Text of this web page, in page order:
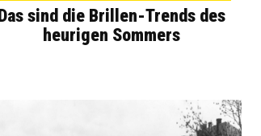
Das sind die Brillen-Trends des
heurigen Sommers